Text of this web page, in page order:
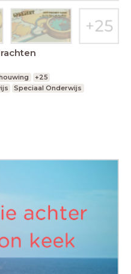
+25
Speciaal Onderwijs